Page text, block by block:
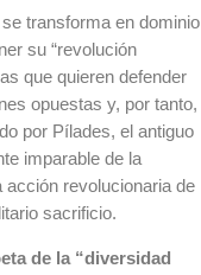
transforma en dominio
su “revolución
que quieren defender
opuestas y, por tanto,
por Pílades, el antiguo
imparable de la
acción revolucionaria de
sacrificio.
de la “diversidad